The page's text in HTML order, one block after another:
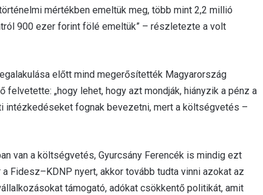
mértékben emeltük meg, több mint 2,2 millió
900 ezer forint fölé emeltük” – részletezte a volt
előtt mind megerősítették Magyarország
„hogy lehet, hogy azt mondják, hiányzik a pénz a
intézkedéseket fognak bevezetni, mert a költségvetés –
van a költségvetés, Gyurcsány Ferencék is mindig ezt
Fidesz–KDNP nyert, akkor tovább tudta vinni azokat az
támogató, adókat csökkentő politikát, amit